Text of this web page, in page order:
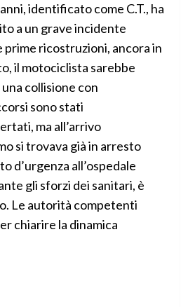
identificato come C.T., ha
a un grave incidente
prime ricostruzioni, ancora in
il motociclista sarebbe
collisione con
sono stati
ma all’arrivo
si trovava già in arresto
d’urgenza all’ospedale
gli sforzi dei sanitari, è
Le autorità competenti
chiarire la dinamica